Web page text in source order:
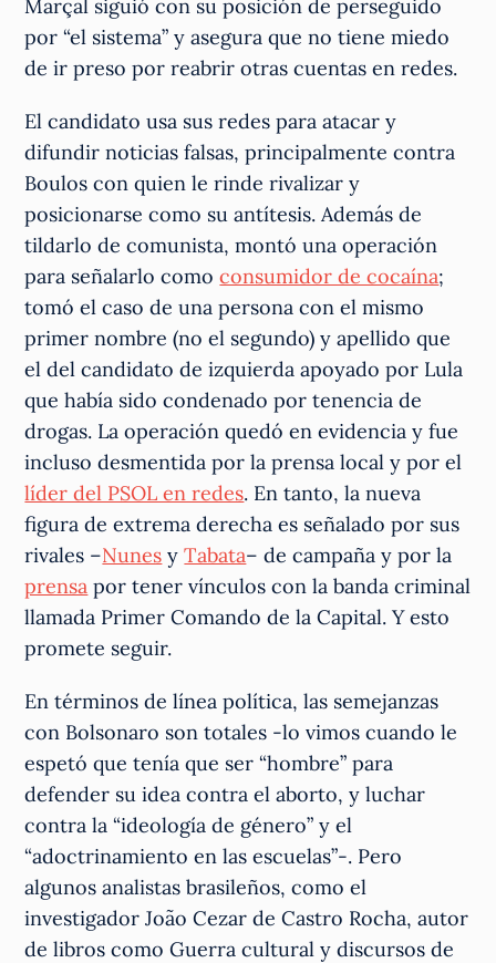
Marçal siguió con su posición de perseguido
por “el sistema” y asegura que no tiene miedo
de ir preso por reabrir otras cuentas en redes.
El candidato usa sus redes para atacar y
difundir noticias falsas, principalmente contra
Boulos con quien le rinde rivalizar y
posicionarse como su antítesis. Además de
tildarlo de comunista, montó una operación
para señalarlo comoconsumidor de cocaína;
tomó el caso de una persona con el mismo
primer nombre (no el segundo) y apellido que
el del candidato de izquierda apoyado por Lula
que había sido condenado por tenencia de
drogas. La operación quedó en evidencia y fue
incluso desmentida por la prensa local y por el
líder del PSOL en redes. En tanto, la nueva
figura de extrema derecha es señalado por sus
rivales –Nunes yTabata– de campaña y por la
prensa por tener vínculos con la banda criminal
llamada Primer Comando de la Capital. Y esto
promete seguir.
En términos de línea política, las semejanzas
con Bolsonaro son totales -lo vimos cuando le
espetó que tenía que ser “hombre” para
defender su idea contra el aborto, y luchar
contra la “ideología de género” y el
“adoctrinamiento en las escuelas”-. Pero
algunos analistas brasileños, como el
investigador João Cezar de Castro Rocha, autor
de libros como Guerra cultural y discursos de